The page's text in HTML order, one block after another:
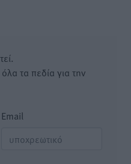
τα πεδία για την
Email